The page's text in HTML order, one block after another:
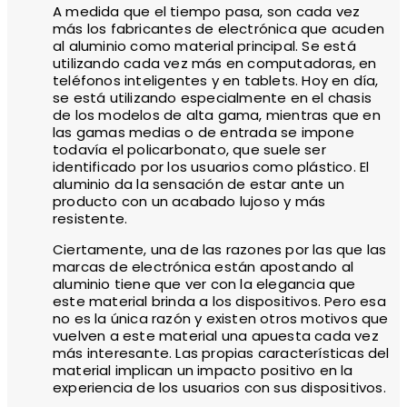
A medida que el tiempo pasa, son cada vez
más los fabricantes de electrónica que acuden
al aluminio como material principal. Se está
utilizando cada vez más en computadoras, en
teléfonos inteligentes y en tablets. Hoy en día,
se está utilizando especialmente en el chasis
de los modelos de alta gama, mientras que en
las gamas medias o de entrada se impone
todavía el policarbonato, que suele ser
identificado por los usuarios como plástico. El
aluminio da la sensación de estar ante un
producto con un acabado lujoso y más
resistente.
Ciertamente, una de las razones por las que las
marcas de electrónica están apostando al
aluminio tiene que ver con la elegancia que
este material brinda a los dispositivos. Pero esa
no es la única razón y existen otros motivos que
vuelven a este material una apuesta cada vez
más interesante. Las propias características del
material implican un impacto positivo en la
experiencia de los usuarios con sus dispositivos.